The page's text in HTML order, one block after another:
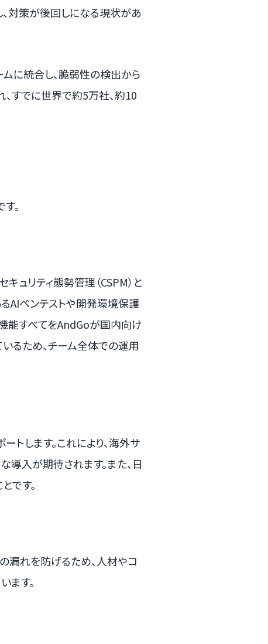
対策が後回しになる現状があ
ムに統合し、脆弱性の検出から
すでに世界で約5万社、約10
。
キュリティ態勢管理（CSPM）と
AIペンテストや開発環境保護
能すべてをAndGoが国内向け
るため、チーム全体での運用
します。これにより、海外サ
入が期待されます。また、日
です。
漏れを防げるため、人材やコ
ます。